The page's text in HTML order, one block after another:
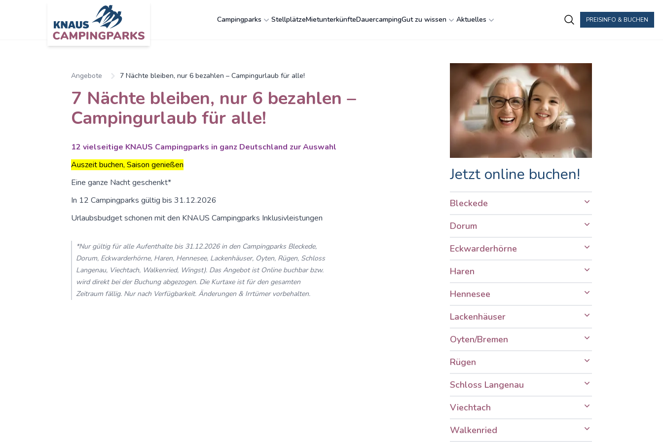
Zum Hauptinhalt springen
PREISINFO & BUCHEN
Campingparks StellplätzeMietunterkünfteDauercampingGut zu wissen Aktuelles
Angebote 7 Nächte bleiben, nur 6 bezahlen – Campingurlaub für alle!
7 Nächte bleiben, nur 6 bezahlen –
Campingurlaub für alle!
12 vielseitige KNAUS Campingparks in ganz Deutschland zur Auswahl
Auszeit buchen, Saison genießen
Eine ganze Nacht geschenkt*
In 12 Campingparks gültig bis 31.12.2026
Urlaubsbudget schonen mit den KNAUS Campingparks Inklusivleistungen
*Nur gültig für alle Aufenthalte bis 31.12.2026 in den Campingparks Bleckede,
Dorum, Eckwarderhörne, Haren, Hennesee, Lackenhäuser, Oyten, Rügen, Schloss
Langenau, Viechtach, Walkenried, Wingst). Das Angebot ist Online buchbar bzw.
wird direkt bei der Buchung abgezogen. Die Kurtaxe ist für den gesamten
Zeitraum fällig. Nur nach Verfügbarkeit. Änderungen & Irrtümer vorbehalten.
Jetzt online buchen!
Bleckede
Dorum
Eckwarderhörne
Haren
Hennesee
Lackenhäuser
Oyten/Bremen
Rügen
Schloss Langenau
Viechtach
Walkenried